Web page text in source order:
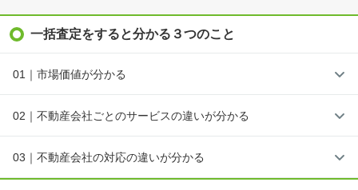
一括査定をすると分かる３つのこと
01｜市場価値が分かる
02｜不動産会社ごとのサービスの違いが分かる
03｜不動産会社の対応の違いが分かる